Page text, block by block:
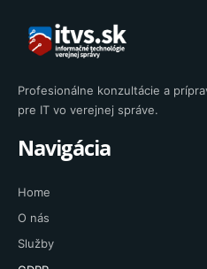
Profesionálne konzultácie a
pre IT vo verejnej správe.
Navigácia
Home
O nás
Služby